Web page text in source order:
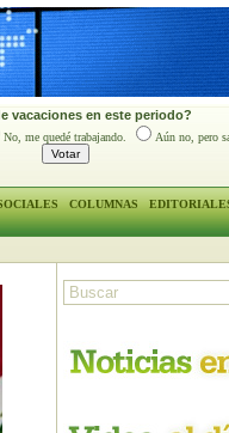
vacaciones en este periodo?
No, me quedé trabajando. Aún no, pero
COLUMNAS